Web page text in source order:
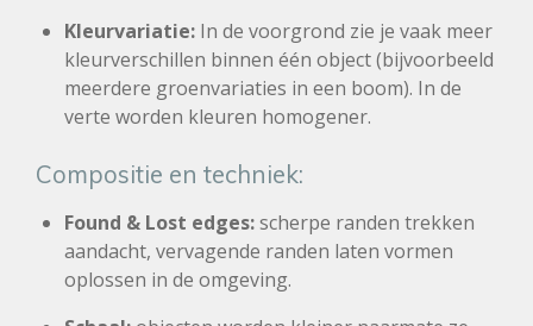
Kleurvariatie: In de voorgrond zie je vaak meer
kleurverschillen binnen één object (bijvoorbeeld
meerdere groenvariaties in een boom). In de
verte worden kleuren homogener.
Compositie en techniek:
Found & Lost edges:scherpe randen trekken
aandacht, vervagende randen laten vormen
oplossen in de omgeving.